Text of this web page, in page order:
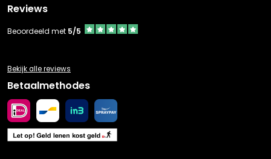
Reviews
Beoordeeld met 5/5
Bekijk alle reviews
Betaalmethodes